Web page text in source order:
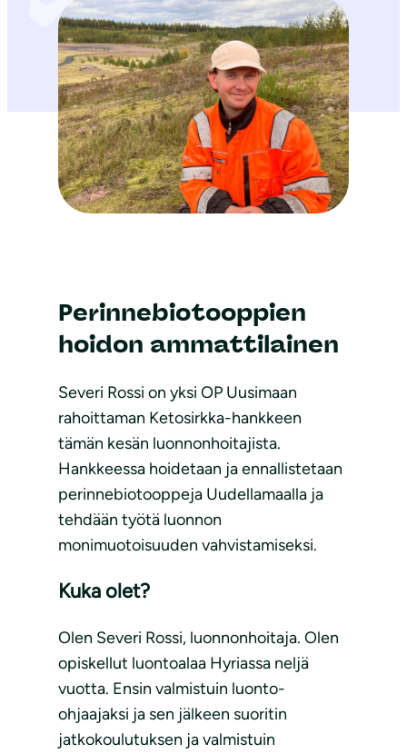
Perinnebiotooppien
hoidon ammattilainen
Severi Rossi on yksi OP Uusimaan
rahoittaman Ketosirkka-hankkeen
tämän kesän luonnonhoitajista.
Hankkeessa hoidetaan ja ennallistetaan
perinnebiotooppeja Uudellamaalla ja
tehdään työtä luonnon
monimuotoisuuden vahvistamiseksi.
Kuka olet?
Olen Severi Rossi, luonnonhoitaja. Olen
opiskellut luontoalaa Hyriassa neljä
vuotta. Ensin valmistuin luonto-
ohjaajaksi ja sen jälkeen suoritin
jatkokoulutuksen ja valmistuin